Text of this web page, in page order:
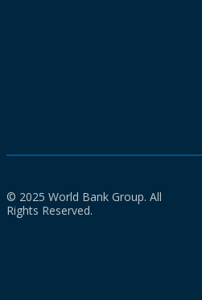
© 2025 World Bank Group. All
Rights Reserved.